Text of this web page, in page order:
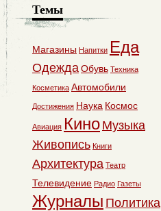
Темы
Магазины Напитки Еда
ОдеждаОбувь Техника
Косметика Автомобили
Достижения Наука Космос
Авиация Кино Музыка
Живопись Книги
Архитектура Театр
Телевидение Радио Газеты
Журналы Политика